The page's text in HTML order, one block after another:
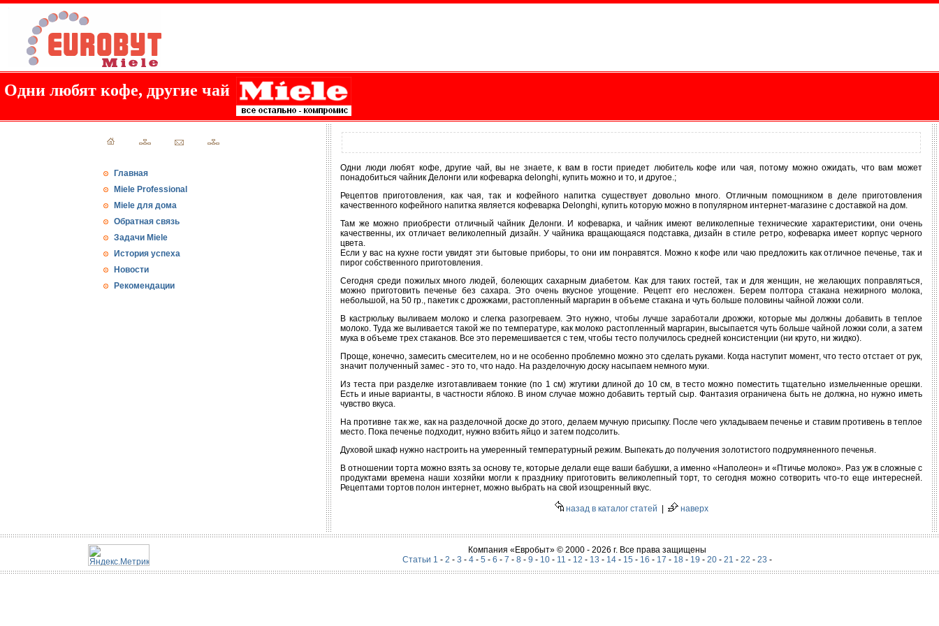
Одни любят кофе, другие чай
Главная
Miele Professional
Miele для дома
Обратная связь
Задачи Miele
История успеха
Новости
Рекомендации
Одни люди любят кофе, другие чай, вы не знаете, к вам в гости приедет любитель кофе или чая, потому можно ожидать, что вам может
понадобиться чайник Делонги или кофеварка delonghi, купить можно и то, и другое.;
Рецептов приготовления, как чая, так и кофейного напитка существует довольно много. Отличным помощником в деле приготовления
качественного кофейного напитка является кофеварка Delonghi, купить которую можно в популярном интернет-магазине с доставкой на дом.
Там же можно приобрести отличный чайник Делонги. И кофеварка, и чайник имеют великолепные технические характеристики, они очень
качественны, их отличает великолепный дизайн. У чайника вращающаяся подставка, дизайн в стиле ретро, кофеварка имеет корпус черного
цвета.
Если у вас на кухне гости увидят эти бытовые приборы, то они им понравятся. Можно к кофе или чаю предложить как отличное печенье, так и
пирог собственного приготовления.
Сегодня среди пожилых много людей, болеющих сахарным диабетом. Как для таких гостей, так и для женщин, не желающих поправляться,
можно приготовить печенье без сахара. Это очень вкусное угощение. Рецепт его несложен. Берем полтора стакана нежирного молока,
небольшой, на 50 гр., пакетик с дрожжами, растопленный маргарин в объеме стакана и чуть больше половины чайной ложки соли.
В кастрюльку выливаем молоко и слегка разогреваем. Это нужно, чтобы лучше заработали дрожжи, которые мы должны добавить в теплое
молоко. Туда же выливается такой же по температуре, как молоко растопленный маргарин, высыпается чуть больше чайной ложки соли, а затем
мука в объеме трех стаканов. Все это перемешивается с тем, чтобы тесто получилось средней консистенции (ни круто, ни жидко).
Проще, конечно, замесить смесителем, но и не особенно проблемно можно это сделать руками. Когда наступит момент, что тесто отстает от рук,
значит полученный замес - это то, что надо. На разделочную доску насыпаем немного муки.
Из теста при разделке изготавливаем тонкие (по 1 см) жгутики длиной до 10 см, в тесто можно поместить тщательно измельченные орешки.
Есть и иные варианты, в частности яблоко. В ином случае можно добавить тертый сыр. Фантазия ограничена быть не должна, но нужно иметь
чувство вкуса.
На противне так же, как на разделочной доске до этого, делаем мучную присыпку. После чего укладываем печенье и ставим противень в теплое
место. Пока печенье подходит, нужно взбить яйцо и затем подсолить.
Духовой шкаф нужно настроить на умеренный температурный режим. Выпекать до получения золотистого подрумяненного печенья.
В отношении торта можно взять за основу те, которые делали еще ваши бабушки, а именно «Наполеон» и «Птичье молоко». Раз уж в сложные с
продуктами времена наши хозяйки могли к празднику приготовить великолепный торт, то сегодня можно сотворить что-то еще интересней.
Рецептами тортов полон интернет, можно выбрать на свой изощренный вкус.
назад в каталог статей наверх
Компания «Евробыт» © 2000 - 2026 г. Все права защищены
Статьи 1 - 2 - 3 - 4- 5 - 6 - 7 - 8- 9 - 10- 11 - 12 - 13 - 14- 15 - 16 - 17 - 18- 19 - 20- 21 - 22 - 23 -